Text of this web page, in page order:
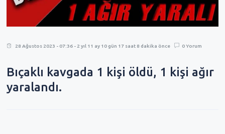
28 Ağustos 2023 - 07:36 - 2 yıl 11 ay 10 gün 17 saat 8 dakika önce 0 Yorum
Bıçaklı kavgada 1 kişi öldü, 1 kişi ağır
yaralandı.